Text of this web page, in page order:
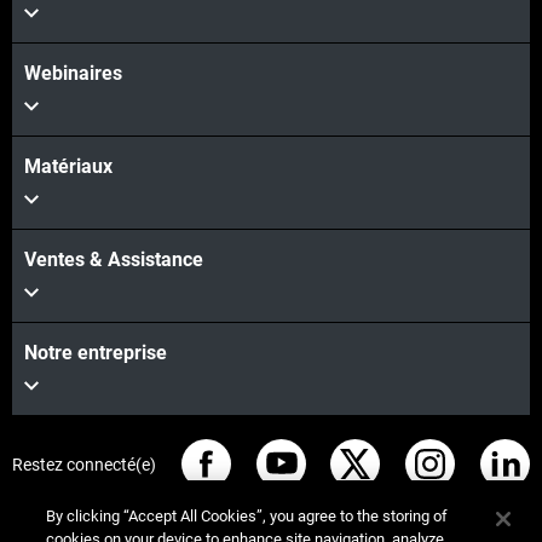
Webinaires
Matériaux
Ventes & Assistance
Notre entreprise
Restez connecté(e)
By clicking “Accept All Cookies”, you agree to the storing of